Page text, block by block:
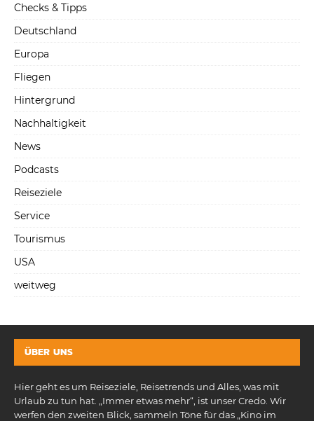
Checks & Tipps
Deutschland
Europa
Fliegen
Hintergrund
Nachhaltigkeit
News
Podcasts
Reiseziele
Service
Tourismus
USA
weitweg
ÜBER UNS
Hier geht es um Reiseziele, Reisetrends und Alles, was mit
Urlaub zu tun hat. „Immer etwas mehr“, ist unser Credo. Wir
werfen den zweiten Blick, sammeln Töne für das „Kino im